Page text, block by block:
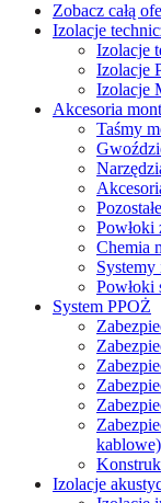
Zobacz całą
Izolacje
Izolacje
Izolacje
Izolacje
Akcesoria
Taśmy
Powłoki
Chemia
Powłoki
System PPOŻ
kablowe)
Izolacje